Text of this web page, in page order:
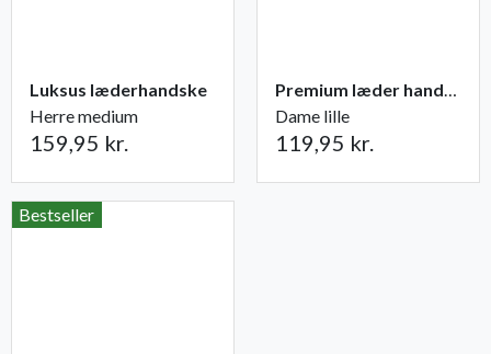
Luksus læderhandske
Herre medium
159,95 kr.
Premium læder handske Flutter
Dame lille
119,95 kr.
Bestseller